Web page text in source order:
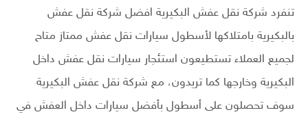
تنفرد شركة نقل عفش البكيرية افضل شركة نقل عفش
بالبكيرية بامتلاكها لأسطول سيارات نقل عفش ممتاز متاح
لجميع العملاء تستطيعون استئجار سيارات نقل عفش داخل
البكيرية وخارجها كما تريدون، مع شركة نقل عفش البكيرية
سوف تحصلون على أسطول بأفضل سيارات داخل العفش في